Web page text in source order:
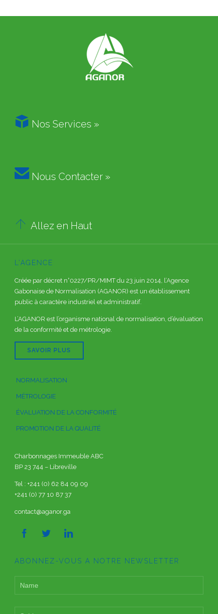
 Nos Services »
 Nous Contacter »
 Allez en Haut
L’AGENCE
Créée par décret n°0227/PR/MIMT du 23 juin 2014, l’Agence
Gabonaise de Normalisation (AGANOR) est un établissement
public à caractère industriel et administratif.
L’AGANOR est l’organisme national de normalisation, d’évaluation
de la conformité et de métrologie.
SAVOIR PLUS
NORMALISATION
MÉTROLOGIE
ÉVALUATION DE LA CONFORMITÉ
PROMOTION DE LA QUALITÉ
Charbonnages Immeuble ABC
BP 23 744 – Libreville
Tel : +241 (0) 62 84 09 09
+241 (0) 77 10 87 37
contact@aganor.ga
  
ABONNEZ-VOUS A NOTRE NEWSLETTER